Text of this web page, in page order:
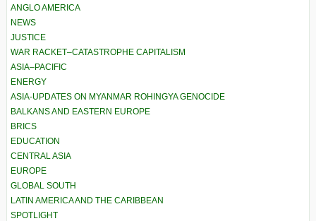
ANGLO AMERICA
NEWS
JUSTICE
WAR RACKET–CATASTROPHE CAPITALISM
ASIA–PACIFIC
ENERGY
ASIA-UPDATES ON MYANMAR ROHINGYA GENOCIDE
BALKANS AND EASTERN EUROPE
BRICS
EDUCATION
CENTRAL ASIA
EUROPE
GLOBAL SOUTH
LATIN AMERICA AND THE CARIBBEAN
SPOTLIGHT